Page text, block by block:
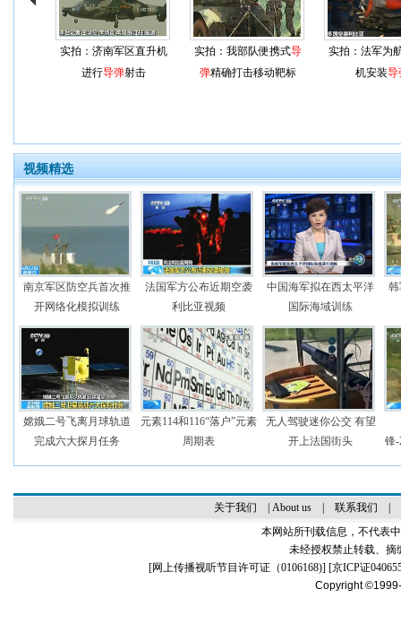
实拍：济南军区直升机
进行导弹射击
实拍：我部队便携式导
弹精确打击移动靶标
实拍：法军为
机安装导
视频精选
南京军区防空兵首次推
开网络化模拟训练
法国军方公布近期空袭
利比亚视频
中国海军拟在西太平洋
国际海域训练
嫦娥二号飞离月球轨道
完成六大探月任务
元素114和116“落户”元素
周期表
无人驾驶迷你公交 有望
开上法国街头
锋-
关于我们 About us| 联系我们
本网站所刊载信息，不代表
未经授权禁止转载、摘
[网上传播视听节目许可证（0106168)] [京ICP证
Copyright